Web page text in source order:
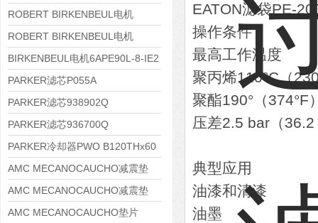
8APE100L-2 IE3
ROBERT BIRKENBEUL电机
8APE90S-4 IE3
ROBERT BIRKENBEUL电机
8APE80M-2K-IE3
BIRKENBEUL电机6APE90L-8-IE2
PARKER滤芯P055A
PARKER滤芯938902Q
PARKER滤芯936700Q
PARKER冷却器PWO B120THx60
AMC MECANOCAUCHO减震垫
138552
AMC MECANOCAUCHO减震垫
138551
AMC MECANOCAUCHO垫片
EATON滤袋PE-
操作条件
最高工作温度
聚丙烯110°C（
聚酯190°（374°F
压差2.5 bar（
典型应用
油漆和清漆
油墨